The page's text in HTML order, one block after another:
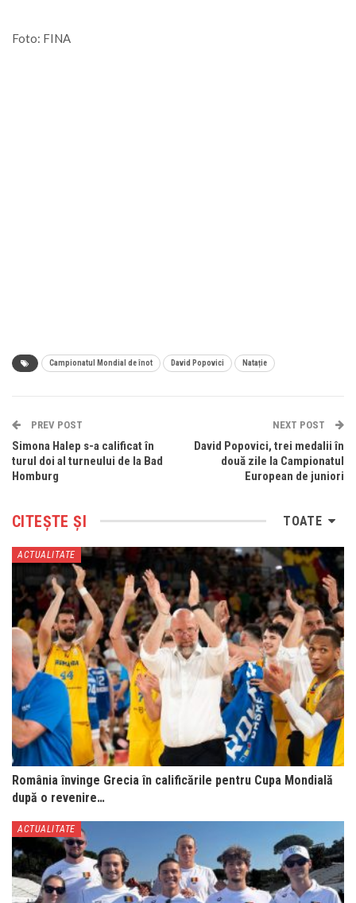
Foto: FINA
Campionatul Mondial de înot David Popovici Natație
PREV POST
Simona Halep s-a calificat în
turul doi al turneului de la Bad
Homburg
NEXT POST
David Popovici, trei medalii în
două zile la Campionatul
European de juniori
TOATE
CITEȘTE ȘI
ACTUALITATE
România învinge Grecia în calificările pentru Cupa Mondială
după o revenire…
ACTUALITATE